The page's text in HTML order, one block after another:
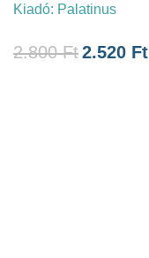
Kiadó: Palatinus
2.800Ft2.520 Ft